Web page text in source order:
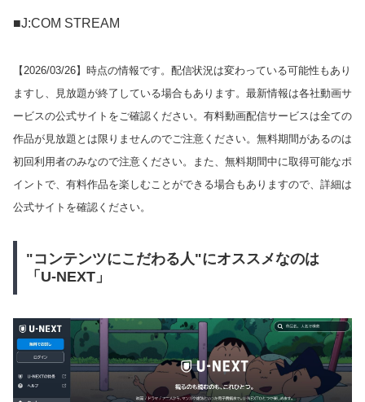
■J:COM STREAM
【2026/03/26】時点の情報です。配信状況は変わっている可能性もあり
ますし、見放題が終了している場合もあります。最新情報は各社動画サ
ービスの公式サイトをご確認ください。有料動画配信サービスは全ての
作品が見放題とは限りませんのでご注意ください。無料期間があるのは
初回利用者のみなので注意ください。また、無料期間中に取得可能なポ
イントで、有料作品を楽しむことができる場合もありますので、詳細は
公式サイトを確認ください。
"コンテンツにこだわる人"にオススメなのは
「U-NEXT」